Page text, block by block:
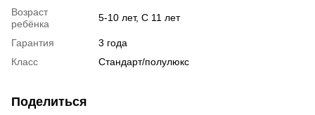
Возраст
ребёнка
5-10 лет, С 11 лет
Гарантия
3 года
Класс
Стандарт/полулюкс
Поделиться